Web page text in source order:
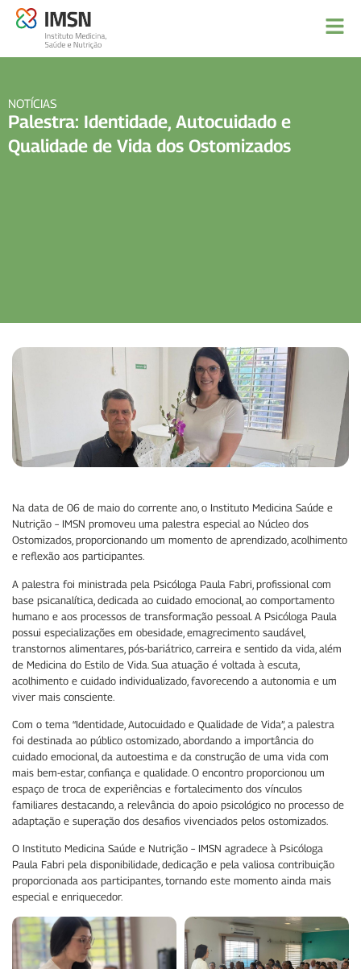
NOTÍCIAS
Palestra: Identidade, Autocuidado e
Qualidade de Vida dos Ostomizados
Na data de 06 de maio do corrente ano, o Instituto Medicina Saúde e
Nutrição – IMSN promoveu uma palestra especial ao Núcleo dos
Ostomizados, proporcionando um momento de aprendizado, acolhimento
e reflexão aos participantes.
A palestra foi ministrada pela Psicóloga Paula Fabri, profissional com
base psicanalítica, dedicada ao cuidado emocional, ao comportamento
humano e aos processos de transformação pessoal. A Psicóloga Paula
possui especializações em obesidade, emagrecimento saudável,
transtornos alimentares, pós-bariátrico, carreira e sentido da vida, além
de Medicina do Estilo de Vida. Sua atuação é voltada à escuta,
acolhimento e cuidado individualizado, favorecendo a autonomia e um
viver mais consciente.
Com o tema “Identidade, Autocuidado e Qualidade de Vida”, a palestra
foi destinada ao público ostomizado, abordando a importância do
cuidado emocional, da autoestima e da construção de uma vida com
mais bem-estar, confiança e qualidade. O encontro proporcionou um
espaço de troca de experiências e fortalecimento dos vínculos
familiares destacando, a relevância do apoio psicológico no processo de
adaptação e superação dos desafios vivenciados pelos ostomizados.
O Instituto Medicina Saúde e Nutrição – IMSN agradece à Psicóloga
Paula Fabri pela disponibilidade, dedicação e pela valiosa contribuição
proporcionada aos participantes, tornando este momento ainda mais
especial e enriquecedor.